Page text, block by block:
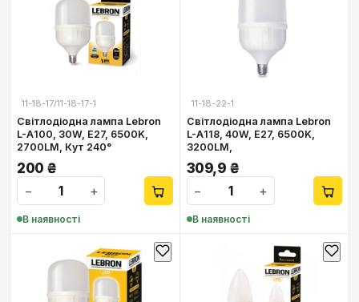
11-18-17/11-18-17-1
Світлодіодна лампа Lebron
L-А100, 30W, Е27, 6500K,
2700LM, Кут 240°
200 ₴
−
+
В наявності
11-18-22-1
Світлодіодна лампа Lebron
L-А118, 40W, Е27, 6500K,
3200LM,
309,9 ₴
−
+
В наявності